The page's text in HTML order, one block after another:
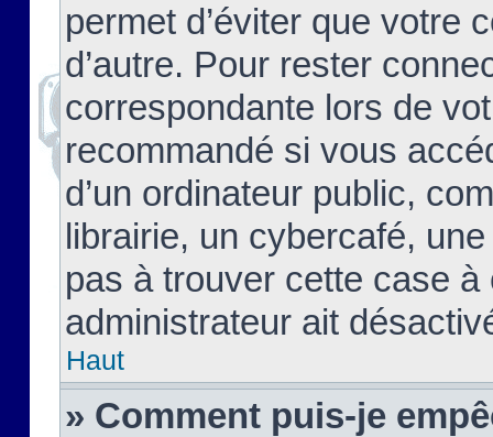
permet d’éviter que votre
d’autre. Pour rester
correspondante lors de
recommandé si vous
d’un ordinateur public,
librairie, un cybercafé,
pas à trouver cette case à
administrateur ait
Haut
» Comment puis-je